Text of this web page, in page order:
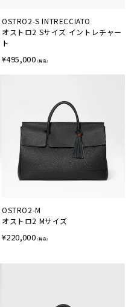
OSTRO2-S INTRECCIATO
オストロ2 Sサイズ イントレチャー
ト
¥495,000
OSTRO2-M
オストロ2 Mサイズ
¥220,000